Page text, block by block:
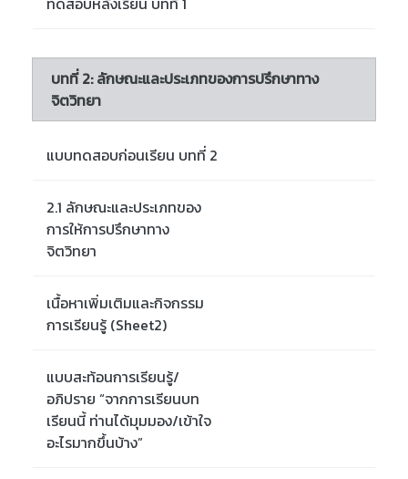
บทที่ 2: ลักษณะและประเภทของการปรึกษาทาง
จิตวิทยา
แบบทดสอบก่อนเรียน บทที่ 2
2.1 ลักษณะและประเภทของ
การให้การปรึกษาทาง
จิตวิทยา
เนื้อหาเพิ่มเติมและกิจกรรม
การเรียนรู้ (Sheet2)
แบบสะท้อนการเรียนรู้/
อภิปราย “จากการเรียนบท
เรียนนี้ ท่านได้มุมมอง/เข้าใจ
อะไรมากขึ้นบ้าง”